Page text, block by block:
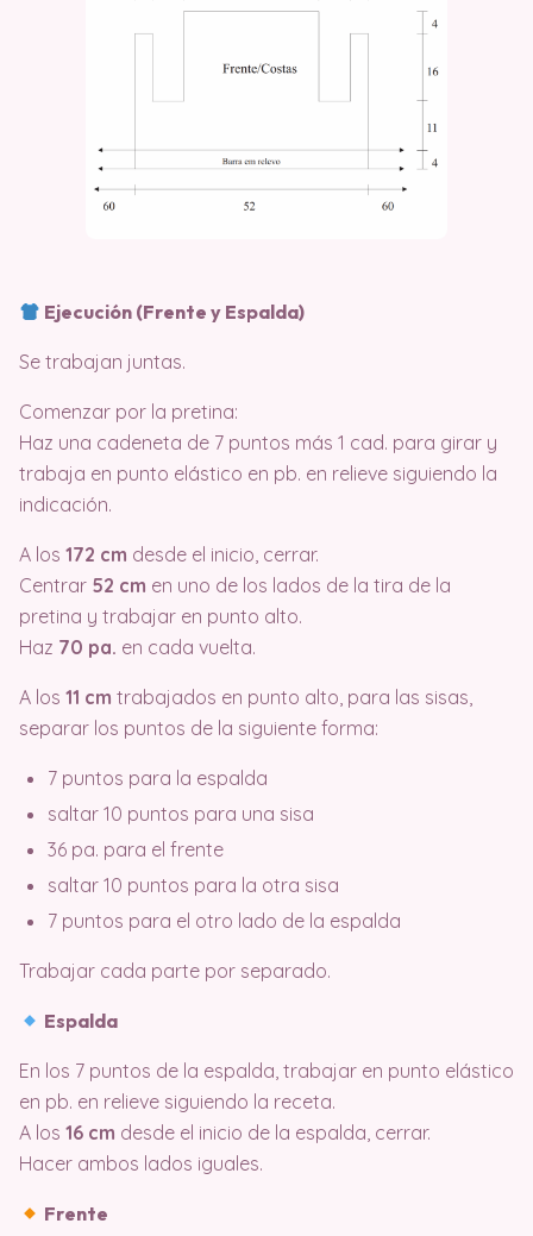
Ejecución (Frente y Espalda)
Se trabajan juntas.
Comenzar por la pretina:
Haz una cadeneta de 7 puntos más 1 cad. para girar y
trabaja en punto elástico en pb. en relieve siguiendo la
indicación.
A los 172 cm desde el inicio, cerrar.
Centrar 52 cm en uno de los lados de la tira de la
pretina y trabajar en punto alto.
Haz 70 pa. en cada vuelta.
A los 11 cm trabajados en punto alto, para las sisas,
separar los puntos de la siguiente forma:
7 puntos para la espalda
saltar 10 puntos para una sisa
36 pa. para el frente
saltar 10 puntos para la otra sisa
7 puntos para el otro lado de la espalda
Trabajar cada parte por separado.
Espalda
En los 7 puntos de la espalda, trabajar en punto elástico
en pb. en relieve siguiendo la receta.
A los 16 cm desde el inicio de la espalda, cerrar.
Hacer ambos lados iguales.
Frente